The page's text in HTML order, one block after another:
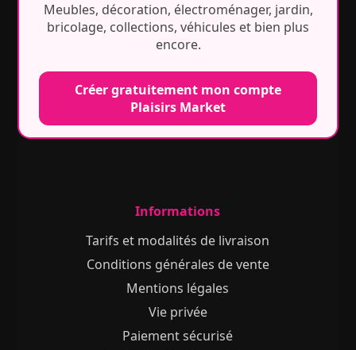
Meubles, décoration, électroménager, jardin,
bricolage, collections, véhicules et bien plus
encore.
Créer gratuitement mon compte
Plaisirs Market
Informations
Tarifs et modalités de livraison
Conditions générales de vente
Mentions légales
Vie privée
Paiement sécurisé